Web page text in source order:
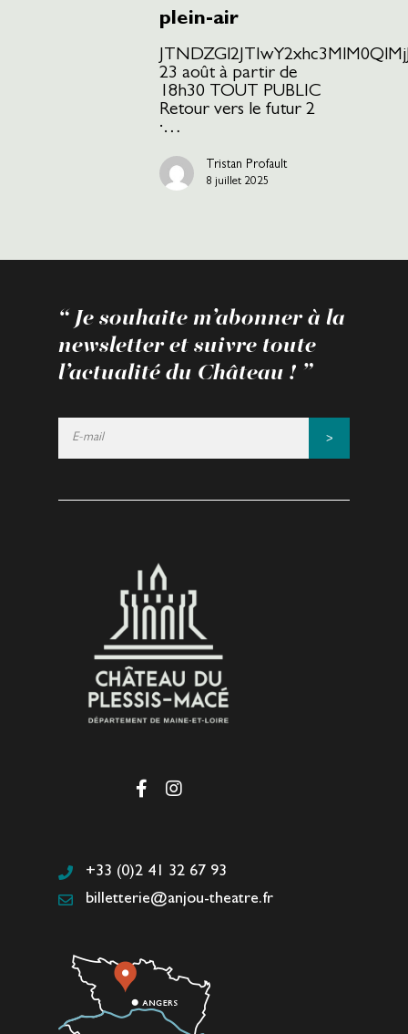
plein-air
23 août à partir de
18h30 TOUT PUBLIC
Retour vers le futur 2
·…
Tristan Profault
8 juillet 2025
“ Je souhaite m’abonner à la
newsletter et suivre toute
l’actualité du Château ! ”
>
+33 (0)2 41 32 67 93
billetterie@anjou-theatre.fr